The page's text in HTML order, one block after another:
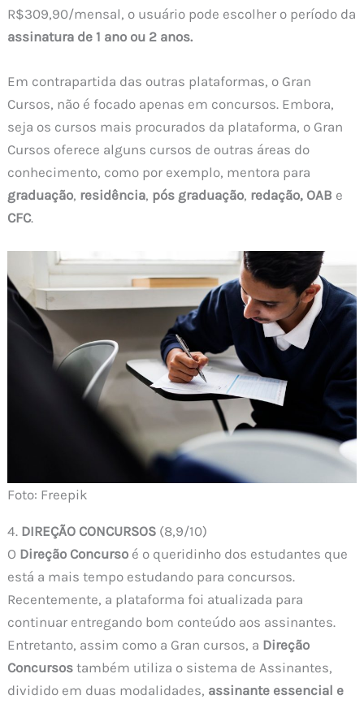
R$309,90/mensal, o usuário pode escolher o período da
assinatura de 1 ano ou 2 anos.
Em contrapartida das outras plataformas, o Gran
Cursos, não é focado apenas em concursos. Embora,
seja os cursos mais procurados da plataforma, o Gran
Cursos oferece alguns cursos de outras áreas do
conhecimento, como por exemplo, mentora para
graduação, residência, pós graduação, redação, OAB e
CFC.
Foto: Freepik
4. DIREÇÃO CONCURSOS (8,9/10)
O Direção Concurso é o queridinho dos estudantes que
está a mais tempo estudando para concursos.
Recentemente, a plataforma foi atualizada para
continuar entregando bom conteúdo aos assinantes.
Entretanto, assim como a Gran cursos, a Direção
Concursos também utiliza o sistema de Assinantes,
dividido em duas modalidades, assinante essencial e